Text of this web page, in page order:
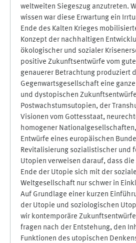
weltweiten Siegeszug anzutreten.
wissen war diese Erwartung ein
Ende des Kalten Krieges
Konzept der nachhaltigen
ökologischer und sozialer
positive Zukunftsentwürfe vom
genauerer Betrachtung produziert
Gegenwartsgesellschaft eine
und dystopischen
Postwachstumsutopien, der
Visionen vom Gottesstaat,
homogener
Entwürfe eines europäischen
Revitalisierung sozialistischer und
Utopien verweisen darauf, dass
Ende der Utopie sich mit der
Weltgesellschaft nur schwer in
Auf Grundlage einer kurzen
der Utopie und soziologischen
wir kontemporäre
fragen nach der Entstehung, den
Funktionen des utopischen